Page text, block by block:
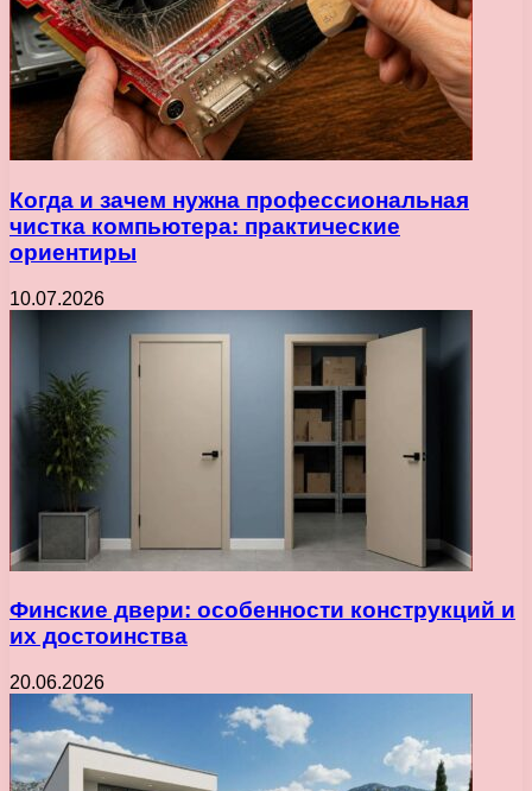
Когда и зачем нужна профессиональная
чистка компьютера: практические
ориентиры
10.07.2026
Финские двери: особенности конструкций и
их достоинства
20.06.2026